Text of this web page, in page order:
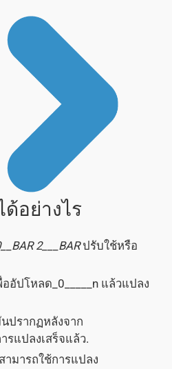
ด้อย่างไร
2___BARปรับใช้หรือ
อัปโหลด_0_____n แล้วแปลง
ปรากฏหลังจาก
ารแปลงเสร็จแล้ว.
มารถใช้การแปลง